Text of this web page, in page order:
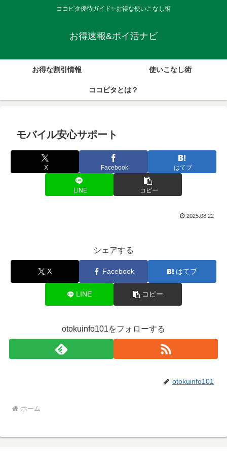
ココピタ優待ガイド✨お得な使いこなし術
お得速報&ポイ活ナビ
お得な割引情報 使いこなし術
ココピタとは？
モバイル安心サポート
X Facebook はてブ
LINE コピー
2025.08.22
シェアする
X Facebook はてブ
LINE コピー
otokuinfo101をフォローする
otokuinfo101
ホーム